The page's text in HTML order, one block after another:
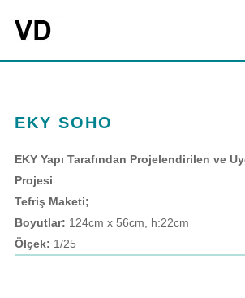
EKY SOHO
EKY Yapı Tarafından Projelendirilen ve
Projesi
Tefriş Maketi;
Boyutlar: 124cm x 56cm, h:22cm
Ölçek: 1/25